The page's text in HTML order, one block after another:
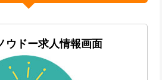
ウドー求人情報画面